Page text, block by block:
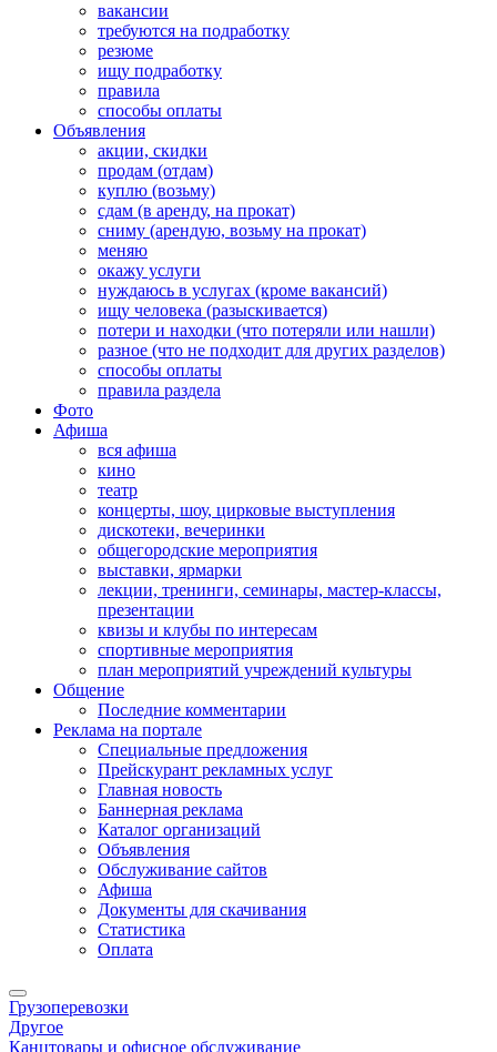
вакансии
требуются на подработку
резюме
ищу подработку
правила
способы оплаты
Объявления
акции, скидки
продам (отдам)
куплю (возьму)
сдам (в аренду, на прокат)
сниму (арендую, возьму на прокат)
меняю
окажу услуги
нуждаюсь в услугах (кроме вакансий)
ищу человека (разыскивается)
потери и находки (что потеряли или нашли)
разное (что не подходит для других разделов)
способы оплаты
правила раздела
Фото
Афиша
вся афиша
кино
театр
концерты, шоу, цирковые выступления
дискотеки, вечеринки
общегородские мероприятия
выставки, ярмарки
лекции, тренинги, семинары, мастер-классы,
презентации
квизы и клубы по интересам
спортивные мероприятия
план мероприятий учреждений культуры
Общение
Последние комментарии
Реклама на портале
Специальные предложения
Прейскурант рекламных услуг
Главная новость
Баннерная реклама
Каталог организаций
Объявления
Обслуживание сайтов
Афиша
Документы для скачивания
Статистика
Оплата
Грузоперевозки
Другое
Канцтовары и офисное обслуживание